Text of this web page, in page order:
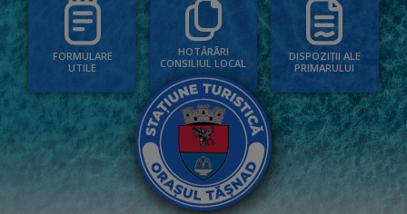
FORMULARE
UTILE
HOTĂRÂRI
CONSILIUL LOCAL
DISPOZIȚII ALE
PRIMARULUI